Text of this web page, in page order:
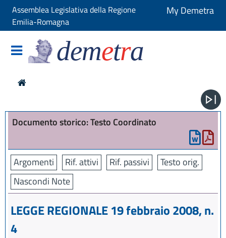
Assemblea Legislativa della Regione
Emilia-Romagna
My Demetra
demetra
Documento storico: Testo Coordinato
Argomenti Rif. attivi Rif. passivi
Testo orig.
Nascondi Note
LEGGE REGIONALE 19 febbraio 2008, n.
4